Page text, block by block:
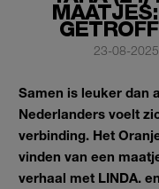
23-08-2025
Samen is leuker dan
Nederlanders voelt
verbinding. Het
vinden van een
verhaal met LINDA.